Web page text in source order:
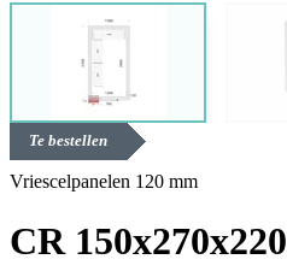
Te bestellen
Vriescelpanelen 120 mm
CR 150x270x220